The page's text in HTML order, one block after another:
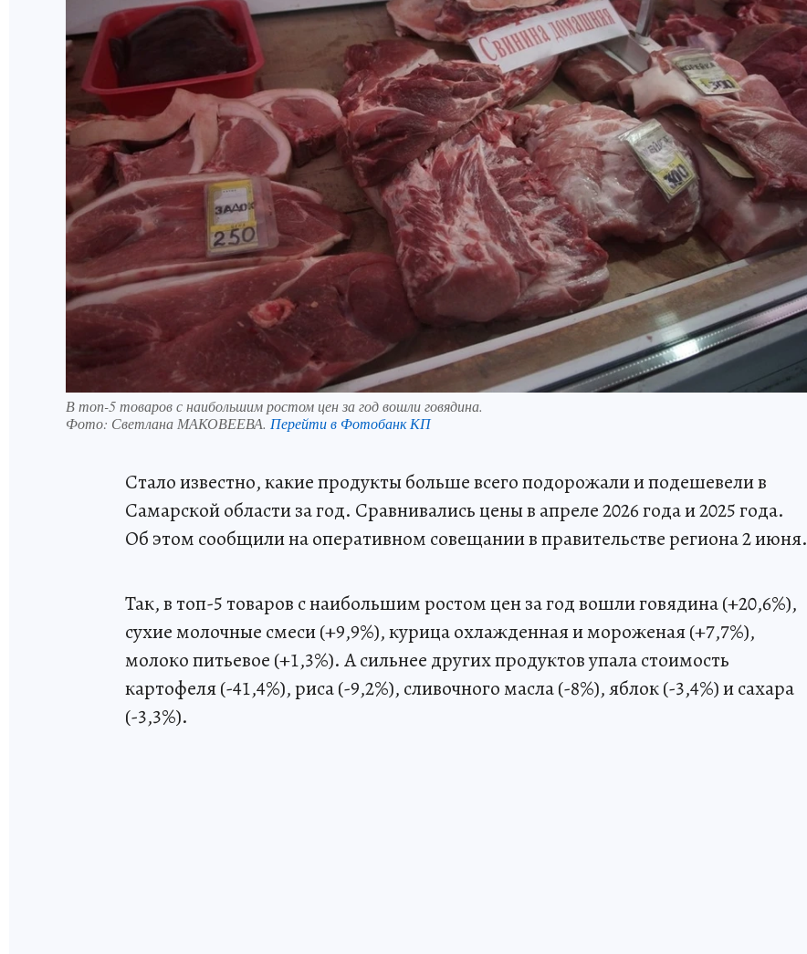
В топ-5 товаров с наибольшим ростом цен за год вошли говядина.
Фото: Светлана МАКОВЕЕВА. Перейти в Фотобанк КП
Стало известно, какие продукты больше всего подорожали и подешевели в
Самарской области за год. Сравнивались цены в апреле 2026 года и 2025 года.
Об этом сообщили на оперативном совещании в правительстве региона 2 июня.
Так, в топ-5 товаров с наибольшим ростом цен за год вошли говядина (+20,6%),
сухие молочные смеси (+9,9%), курица охлажденная и мороженая (+7,7%),
молоко питьевое (+1,3%). А сильнее других продуктов упала стоимость
картофеля (-41,4%), риса (-9,2%), сливочного масла (-8%), яблок (-3,4%) и сахара
(-3,3%).